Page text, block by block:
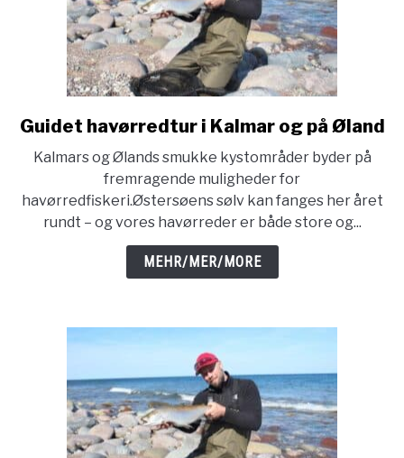
link
Guidet
havørredtur
i
Kalmar
og
på
Guidet havørredtur i Kalmar og på Øland
Kalmars og Ølands smukke kystområder byder på
fremragende muligheder for
havørredfiskeri.Østersøens sølv kan fanges her året
rundt – og vores havørreder er både store og...
MEHR/MER/MORE